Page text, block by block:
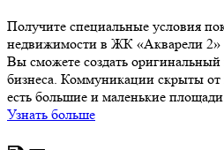
Получите специальные условия
недвижимости в ЖК «Акварели 2»
Вы сможете создать оригинальный
бизнеса. Коммуникации скрыты
есть большие и маленькие площади.
Узнать больше